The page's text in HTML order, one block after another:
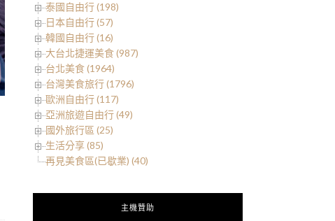
泰國自由行 (198)
日本自由行 (57)
韓國自由行 (16)
大台北捷運美食 (987)
台北美食 (1964)
台灣美食旅行 (1796)
歐洲自由行 (117)
亞洲旅遊自由行 (49)
國外旅行區 (25)
生活分享 (85)
再見美食區(已歇業) (40)
主機贊助